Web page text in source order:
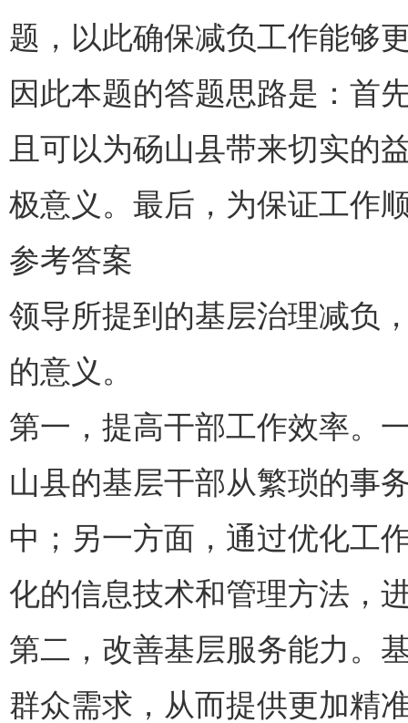
题，以此确保减负工作能够
因此本题的答题思路是：首
且可以为砀山县带来切实的
极意义。最后，为保证工作
参考答案
领导所提到的基层治理减负
的意义。
第一，提高干部工作效率。
山县的基层干部从繁琐的事
中；另一方面，通过优化工
化的信息技术和管理方法，
第二，改善基层服务能力。
群众需求，从而提供更加精